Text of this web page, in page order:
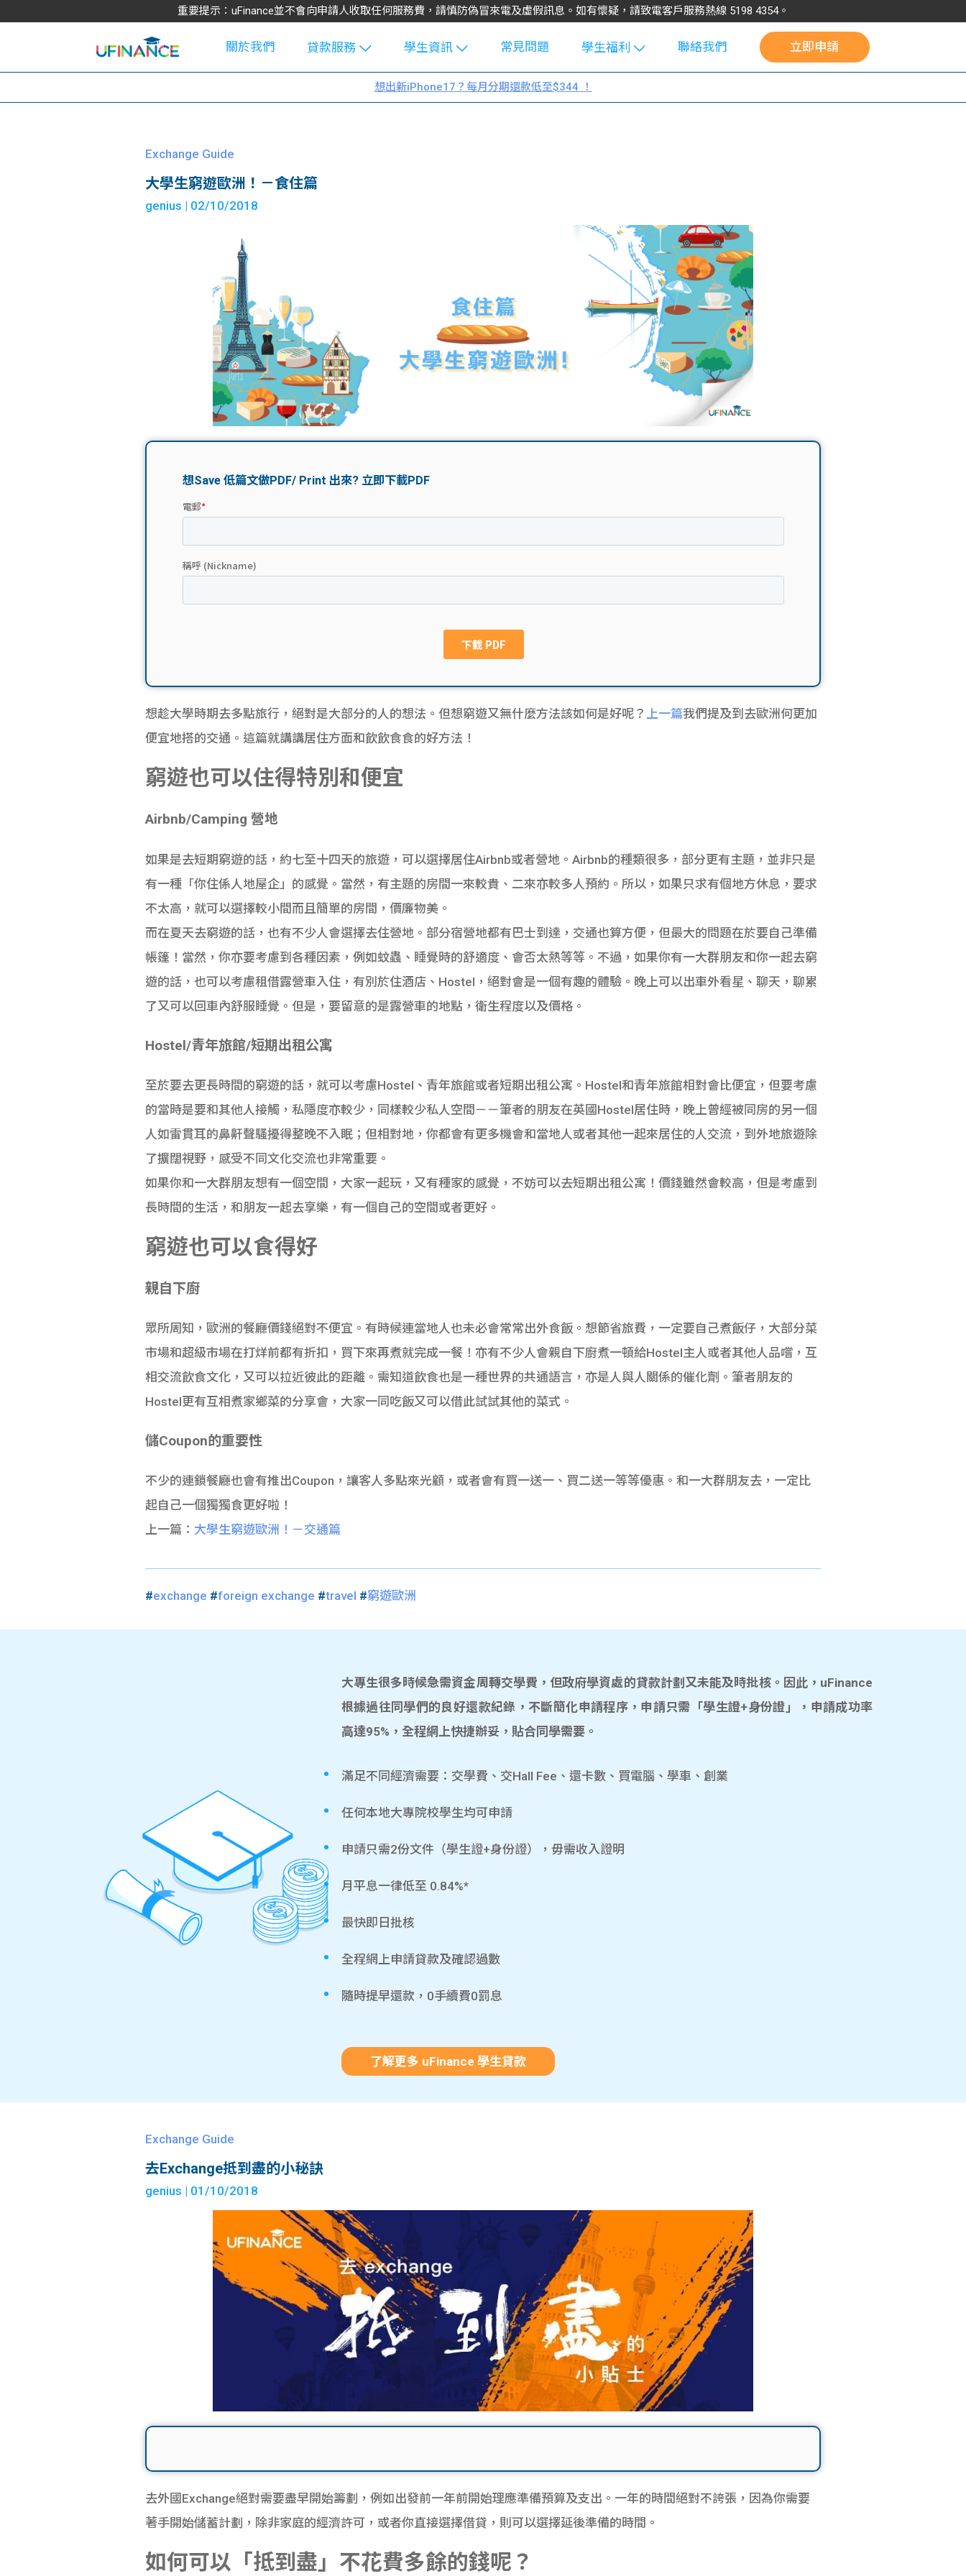
重要提示：uFinance並不會向申請人收取任何服務費，請慎防偽冒來電及虛假訊息。如有懷疑，請致電客戶服務熱線 5198 4354。
關於我們
貸款服務
學生貸款
大學生學費
款
貸款計數
機
學生資訊
Blog
大專生筍
學生貸款
101
常見問題
學生福利
uFinance 校
園贊助
聯絡我們 立即申請
想出新iPhone17？每月分期還款低至$344 ！
Exchange Guide
大學生窮遊歐洲！－食住篇
genius | 02/10/2018
想趁大學時期去多點旅行，絕對是大部分的人的想法。但想窮遊又無什麼方法該如何是好呢？ 上一篇我們提及到去歐洲何更加
便宜地搭的交通。這篇就講講居住方面和飲飲食食的好方法！
窮遊也可以住得特別和便宜
Airbnb/Camping 營地
如果是去短期窮遊的話，約七至十四天的旅遊，可以選擇居住Airbnb或者營地。Airbnb的種類很多，部分更有主題，並非只是
有一種「你住係人地屋企」的感覺。當然，有主題的房間一來較貴、二來亦較多人預約。所以，如果只求有個地方休息，要求
不太高，就可以選擇較小間而且簡單的房間，價廉物美。
而在夏天去窮遊的話，也有不少人會選擇去住營地。部分宿營地都有巴士到達，交通也算方便，但最大的問題在於要自己準備
帳篷！當然，你亦要考慮到各種因素，例如蚊蟲、睡覺時的舒適度、會否太熱等等。不過，如果你有一大群朋友和你一起去窮
遊的話，也可以考慮租借露營車入住，有別於住酒店、Hostel，絕對會是一個有趣的體驗。晚上可以出車外看星、聊天，聊累
了又可以回車內舒服睡覺。但是，要留意的是露營車的地點，衛生程度以及價格。
Hostel/青年旅館/短期出租公寓
至於要去更長時間的窮遊的話，就可以考慮Hostel、青年旅館或者短期出租公寓。Hostel和青年旅館相對會比便宜，但要考慮
的當時是要和其他人接觸，私隱度亦較少，同樣較少私人空間－－筆者的朋友在英國Hostel居住時，晚上曾經被同房的另一個
人如雷貫耳的鼻鼾聲騷擾得整晚不入眠；但相對地，你都會有更多機會和當地人或者其他一起來居住的人交流，到外地旅遊除
了擴闊視野，感受不同文化交流也非常重要。
如果你和一大群朋友想有一個空間，大家一起玩，又有種家的感覺，不妨可以去短期出租公寓！價錢雖然會較高，但是考慮到
長時間的生活，和朋友一起去享樂，有一個自己的空間或者更好。
窮遊也可以食得好
親自下廚
眾所周知，歐洲的餐廳價錢絕對不便宜。有時候連當地人也未必會常常出外食飯。想節省旅費，一定要自己煮飯仔，大部分菜
市場和超級市場在打烊前都有折扣，買下來再煮就完成一餐！亦有不少人會親自下廚煮一頓給Hostel主人或者其他人品嚐，互
相交流飲食文化，又可以拉近彼此的距離。需知道飲食也是一種世界的共通語言，亦是人與人關係的催化劑。筆者朋友的
Hostel更有互相煮家鄉菜的分享會，大家一同吃飯又可以借此試試其他的菜式。
儲Coupon的重要性
不少的連鎖餐廳也會有推出Coupon，讓客人多點來光顧，或者會有買一送一、買二送一等等優惠。和一大群朋友去，一定比
起自己一個獨獨食更好啦！
上一篇： 大學生窮遊歐洲！－交通篇
#exchange #foreign exchange #travel #窮遊歐洲
大專生很多時候急需資金周轉交學費，但政府學資處的貸款計劃又未能及時批核。因此，uFinance
根據過往同學們的良好還款紀錄，不斷簡化申請程序，申請只需「學生證+身份證」，申請成功率
高達95%，全程網上快捷辦妥，貼合同學需要。
滿足不同經濟需要：交學費、交Hall Fee、還卡數、買電腦、學車、創業
任何本地大專院校學生均可申請
申請只需2份文件（學生證+身份證），毋需收入證明
月平息一律低至 0.84%*
最快即日批核
全程網上申請貸款及確認過數
隨時提早還款，0手續費0罰息
了解更多 uFinance 學生貸款
Exchange Guide
去Exchange抵到盡的小秘訣
genius | 01/10/2018
去外國Exchange絕對需要盡早開始籌劃，例如出發前一年前開始理應準備預算及支出。一年的時間絕對不誇張，因為你需要
著手開始儲蓄計劃，除非家庭的經濟許可，或者你直接選擇借貸，則可以選擇延後準備的時間。
如何可以「抵到盡」不花費多餘的錢呢？